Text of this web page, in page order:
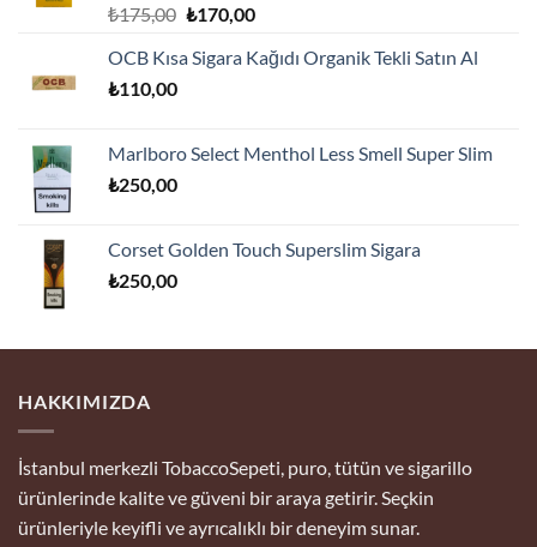
5 üzerinden
oy
aldı
₺175,00 Orijinal
₺175,00.
₺170,00Şu
fiyat:
OCB Kısa Sigara Kağıdı Organik Tekli Satın Al
₺110,00
Marlboro Select Menthol Less Smell Super Slim
₺250,00
Corset Golden Touch Superslim Sigara
₺250,00
HAKKIMIZDA
İstanbul merkezli TobaccoSepeti, puro, tütün ve sigarillo
ürünlerinde kalite ve güveni bir araya getirir. Seçkin
ürünleriyle keyifli ve ayrıcalıklı bir deneyim sunar.